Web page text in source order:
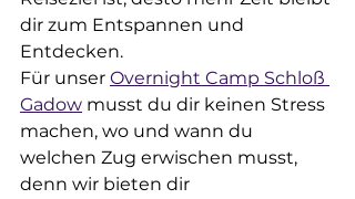
dir zum Entspannen und
Entdecken.
Für unser Overnight Camp Schloß
Gadow musst du dir keinen Stress
machen, wo und wann du
welchen Zug erwischen musst,
denn wir bieten dir